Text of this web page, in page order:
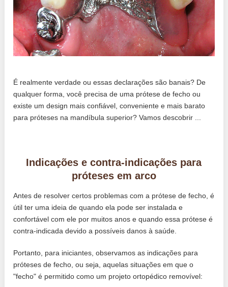
É realmente verdade ou essas declarações são banais? De
qualquer forma, você precisa de uma prótese de fecho ou
existe um design mais confiável, conveniente e mais barato
para próteses na mandíbula superior? Vamos descobrir ...
Indicações e contra-indicações para
próteses em arco
Antes de resolver certos problemas com a prótese de fecho, é
útil ter uma ideia de quando ela pode ser instalada e
confortável com ele por muitos anos e quando essa prótese é
contra-indicada devido a possíveis danos à saúde.
Portanto, para iniciantes, observamos as indicações para
próteses de fecho, ou seja, aquelas situações em que o
"fecho" é permitido como um projeto ortopédico removível: